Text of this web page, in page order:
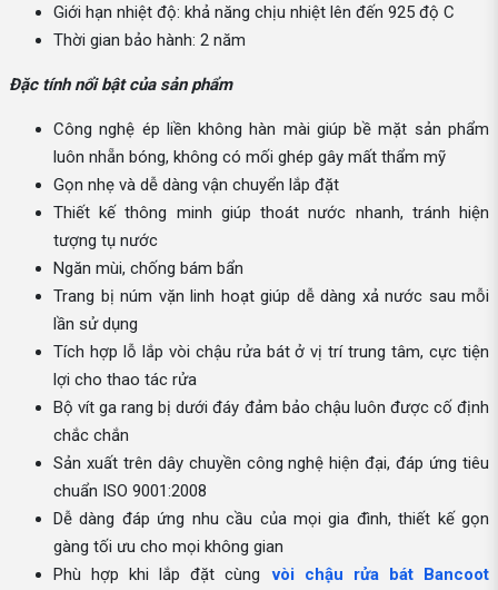
Giới hạn nhiệt độ: khả năng chịu nhiệt lên đến 925 độ C
Thời gian bảo hành: 2 năm
Đặc tính nổi bật của sản phẩm
Công nghệ ép liền không hàn mài giúp bề mặt sản phẩm
luôn nhẵn bóng, không có mối ghép gây mất thẩm mỹ
Gọn nhẹ và dễ dàng vận chuyển lắp đặt
Thiết kế thông minh giúp thoát nước nhanh, tránh hiện
tượng tụ nước
Ngăn mùi, chống bám bẩn
Trang bị núm vặn linh hoạt giúp dễ dàng xả nước sau mỗi
lần sử dụng
Tích hợp lỗ lắp vòi chậu rửa bát ở vị trí trung tâm, cực tiện
lợi cho thao tác rửa
Bộ vít ga rang bị dưới đáy đảm bảo chậu luôn được cố định
chắc chắn
Sản xuất trên dây chuyền công nghệ hiện đại, đáp ứng tiêu
chuẩn ISO 9001:2008
Dễ dàng đáp ứng nhu cầu của mọi gia đình, thiết kế gọn
gàng tối ưu cho mọi không gian
Phù hợp khi lắp đặt cùng
vòi chậu rửa bát Bancoot